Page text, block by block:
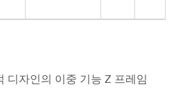
디자인의 이중 기능 Z 프레임